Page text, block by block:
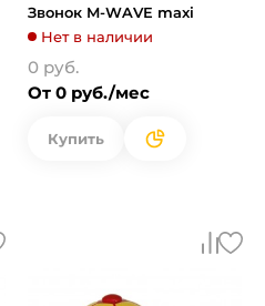
Звонок M-WAVE maxi
Нет в наличии
0 руб.
От 0 руб./мес
Купить